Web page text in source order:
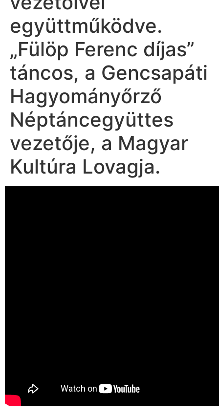
együttműködve.
„Fülöp Ferenc díjas”
táncos, a Gencsapáti
Hagyományőrző
Néptáncegyüttes
vezetője, a Magyar
Kultúra Lovagja.